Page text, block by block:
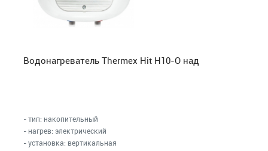
Отопительные котлы
Малая бытовая техника
Водонагреватель Thermex Hit H10-O над
- тип: накопительный
- нагрев: электрический
- установка: вертикальная